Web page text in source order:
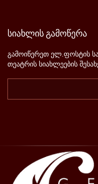
სიახლისგამოწერა
გამოიწერეთ ელ.ფოსტის
თეატრის სიახლეების